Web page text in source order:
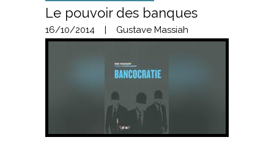
Le pouvoir des banques
16/10/2014 Gustave Massiah